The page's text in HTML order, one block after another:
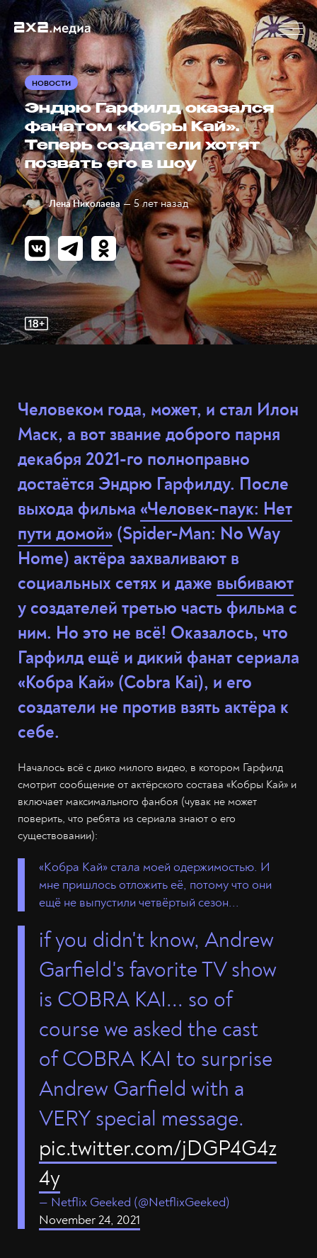
НОВОСТИ
Эндрю Гарфилд оказался
фанатом «Кобры Кай».
Теперь создатели хотят
позвать его в шоу
Лена Николаева — 5 лет назад
Человеком года, может, и стал Илон
Маск, а вот звание доброго парня
декабря 2021-го полноправно
достаётся Эндрю Гарфилду. После
выхода фильма «Человек-паук: Нет
пути домой» (Spider-Man: No Way
Home) актёра захваливают в
социальных сетях и даже выбивают
у создателей третью часть фильма с
ним. Но это не всё! Оказалось, что
Гарфилд ещё и дикий фанат сериала
«Кобра Кай» (Cobra Kai), и его
создатели не против взять актёра к
себе.
Началось всё с дико милого видео, в котором Гарфилд
смотрит сообщение от актёрского состава «Кобры Кай» и
включает максимального фанбоя (чувак не может
поверить, что ребята из сериала знают о его
существовании):
«Кобра Кай» стала моей одержимостью. И
мне пришлось отложить её, потому что они
ещё не выпустили четвёртый сезон...
if you didn't know, Andrew
Garfield's favorite TV show
is COBRA KAI... so of
course we asked the cast
of COBRA KAI to surprise
Andrew Garfield with a
VERY special message.
pic.twitter.com/jDGP4G4z
4y
— Netflix Geeked (@NetflixGeeked)
November 24, 2021